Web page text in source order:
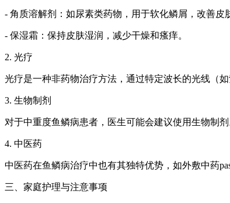
- 角质溶解剂：如尿素类药物，用于软化鳞屑，改善皮
- 保湿霜：保持皮肤湿润，减少干燥和瘙痒。
2. 光疗
光疗是一种非药物治疗方法，通过特定波长的光线（
3. 生物制剂
对于中重度鱼鳞病患者，医生可能会建议使用生物制
4. 中医药
中医药在鱼鳞病治疗中也有其独特优势，如外敷中药
三、家庭护理与注意事项